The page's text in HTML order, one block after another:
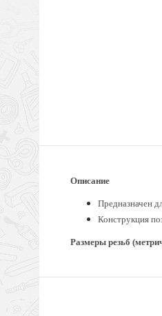
Описание
Предназначен
Конструкция
Размеры резьб